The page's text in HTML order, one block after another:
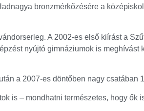
bronzmérkőzésére a
A 2002-es első kiírást a
nyújtó gimnáziumok is
a 2007-es döntőben nagy csatában
is – mondhatni természetes, hogy ők